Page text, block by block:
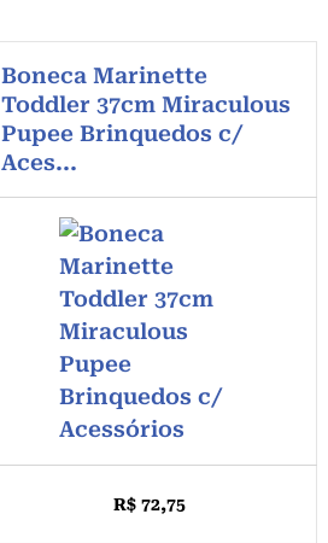
Boneca Marinette
Toddler 37cm Miraculous
Pupee Brinquedos c/
Aces...
R$ 72,75